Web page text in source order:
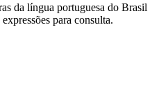
da língua portuguesa do Brasil
para consulta.